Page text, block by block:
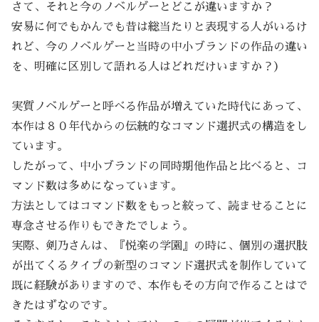
さて、それと今のノベルゲーとどこが違いますか？
安易に何でもかんでも昔は総当たりと表現する人がいるけ
れど、今のノベルゲーと当時の中小ブランドの作品の違い
を、明確に区別して語れる人はどれだけいますか？）
実質ノベルゲーと呼べる作品が増えていた時代にあって、
本作は８０年代からの伝統的なコマンド選択式の構造をし
ています。
したがって、中小ブランドの同時期他作品と比べると、コ
マンド数は多めになっています。
方法としてはコマンド数をもっと絞って、読ませることに
専念させる作りもできたでしょう。
実際、剣乃さんは、『悦楽の学園』の時に、個別の選択肢
が出てくるタイプの新型のコマンド選択式を制作していて
既に経験がありますので、本作もその方向で作ることはで
きたはずなのです。